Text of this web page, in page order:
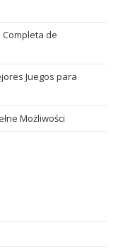
Completa de
Juegos para
Możliwości